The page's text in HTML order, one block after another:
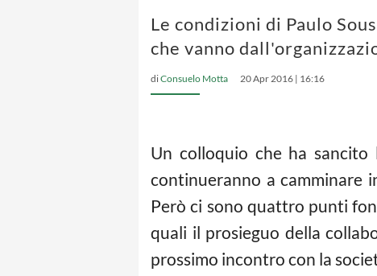
Le condizioni di Paulo
che vanno
diConsuelo Motta 20 Apr 2016 | 16:16
Un colloquio che ha
continueranno a camminare
Però ci sono quattro punti
quali il prosieguo della
prossimo incontro con la